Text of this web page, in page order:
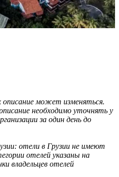
может изменяться.
необходимо уточнять у
за один день до
отели в Грузии не имеют
отелей указаны на
владельцев отелей